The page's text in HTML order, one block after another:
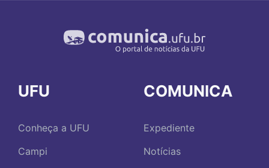
UFU
Conheça a UFU
Campi
COMUNICA
Expediente
Notícias